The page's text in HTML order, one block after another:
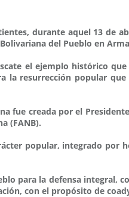
durante aquel 13 de
del Pueblo en
el ejemplo histórico
la resurrección popular
fue creada por el
(FANB).
popular, integrado
para la defensa
con el propósito de